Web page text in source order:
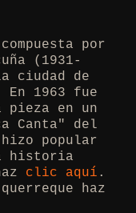
por
(1931-
ciudad de
En 1963 fue
en un
Canta" del
popular
historia
clic aquí .
haz